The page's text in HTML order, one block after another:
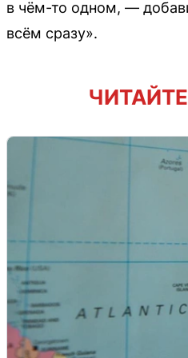
в чём-то одном, —
всём сразу».